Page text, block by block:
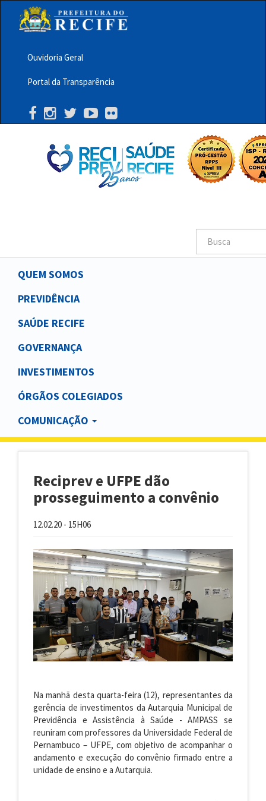
principalMenu
Barra
Topo
PCR
Ouvidoria Geral
Portal da Transparência
Buscar
Main
navigation
QUEM SOMOS
PREVIDÊNCIA
SAÚDE RECIFE
GOVERNANÇA
INVESTIMENTOS
ÓRGÃOS COLEGIADOS
COMUNICAÇÃO
Reciprev e UFPE dão
prosseguimento a convênio
12.02.20 - 15H06
Na manhã desta quarta-feira (12), representantes da
gerência de investimentos da Autarquia Municipal de
Previdência e Assistência à Saúde - AMPASS se
reuniram com professores da Universidade Federal de
Pernambuco –UFPE, comobjetivo de acompanhar o
andamento e execução do convênio firmado entre a
unidade de ensino e a Autarquia.